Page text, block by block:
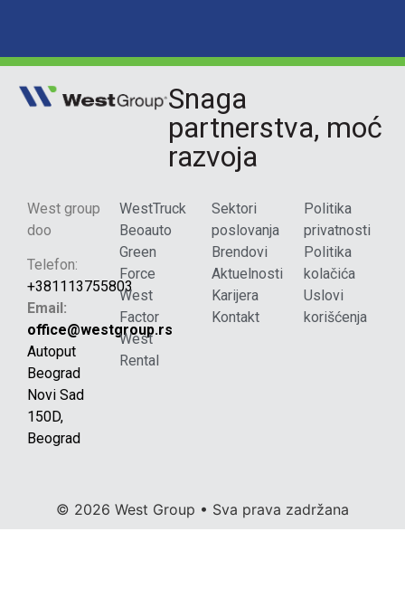
Snaga
partnerstva, moć
razvoja
West group
doo
Telefon:
+381113755803
Email:
office@westgroup.rs
Autoput
Beograd
Novi Sad
150D,
Beograd
WestTruck
Beoauto
Green
Force
West
Factor
West
Rental
Sektori
poslovanja
Brendovi
Aktuelnosti
Karijera
Kontakt
Politika
privatnosti
Politika
kolačića
Uslovi
korišćenja
© 2026 West Group • Sva prava zadržana